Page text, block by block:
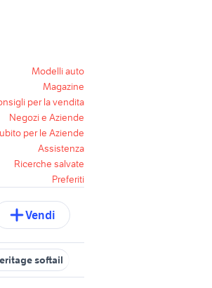
Modelli auto
Magazine
per la vendita
Negozi e Aziende
per le Aziende
Assistenza
Ricerche salvate
Preferiti
Vendi
softail